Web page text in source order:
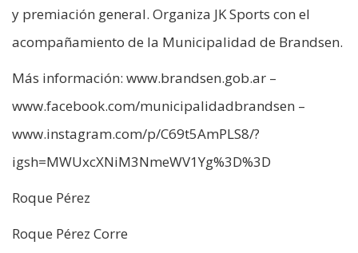
y premiación general. Organiza JK Sports con el
acompañamiento de la Municipalidad de Brandsen.
Más información: www.brandsen.gob.ar –
www.facebook.com/municipalidadbrandsen –
www.instagram.com/p/C69t5AmPLS8/?
igsh=MWUxcXNiM3NmeWV1Yg%3D%3D
Roque Pérez
Roque Pérez Corre